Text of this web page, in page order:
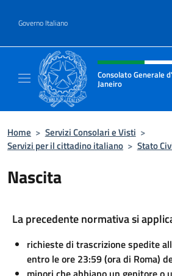
Governo Italiano
Intestazione sito,
Consolato Generale
Janeiro
Home > Servizi Consolari e Visti >
Servizi per il cittadino italiano > Stato
Nascita
La precedente normativa si
richieste di trascrizione spedite
entro le ore 23:59 (ora di Roma)